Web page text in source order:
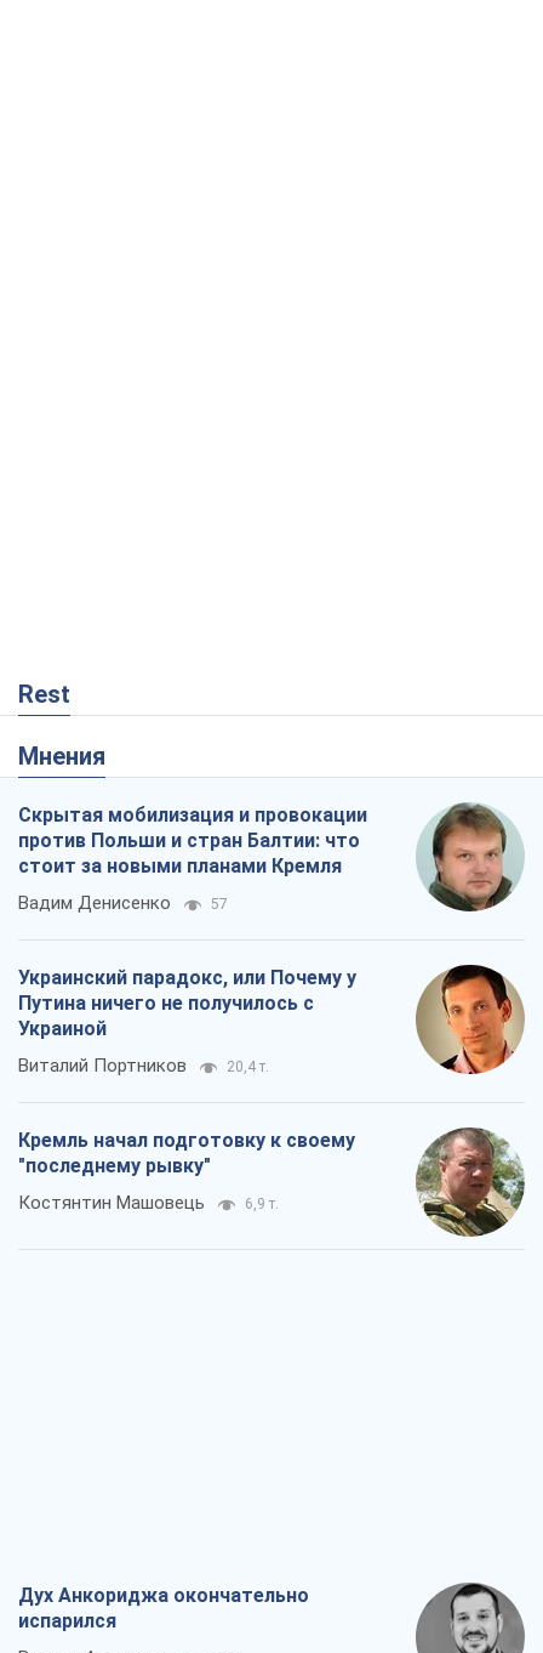
Rest
Мнения
Скрытая мобилизация и провокации
против Польши и стран Балтии: что
стоит за новыми планами Кремля
Вадим Денисенко 57
Украинский парадокс, или Почему у
Путина ничего не получилось с
Украиной
Виталий Портников 20,4 т.
Кремль начал подготовку к своему
"последнему рывку"
Костянтин Машовець 6,9 т.
Дух Анкориджа окончательно
испарился